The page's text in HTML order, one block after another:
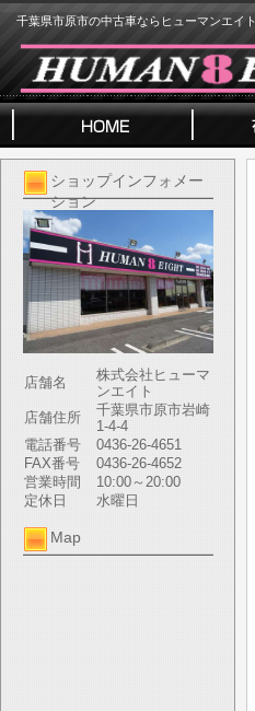
千葉県市原市の中古車ならヒューマンエイト
ショップインフォメー
ション
店舗名
株式会社ヒューマ
ンエイト
店舗住所
千葉県市原市岩崎
1-4-4
電話番号
0436-26-4651
FAX番号
0436-26-4652
営業時間
10:00～20:00
定休日
水曜日
Map